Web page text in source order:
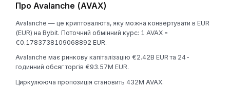
Про Avalanche (AVAX)
Avalanche — це криптовалюта, яку можна конвертувати в EUR
(EUR) на Bybit. Поточний обмінний курс: 1 AVAX =
€0.1783738109068892 EUR.
Avalanche має ринкову капіталізацію €2.42B EUR та 24-
годинний обсяг торгів €93.57M EUR.
Циркулююча пропозиція становить 432M AVAX.